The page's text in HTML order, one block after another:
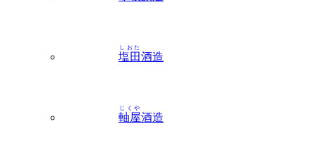
塩田
しおた
酒造
軸屋
じくや
酒造